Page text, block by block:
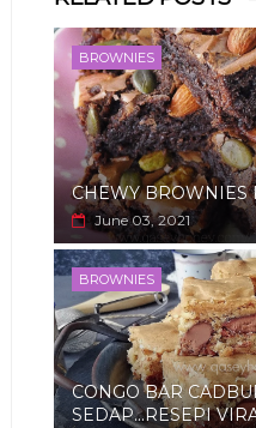
BROWNIES
CHEWY BROWNIES
June 03, 2021
BROWNIES
CONGO BAR
SEDAP...RESEPI